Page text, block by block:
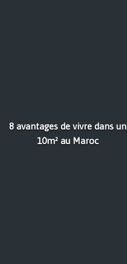
8 avantages de vivre dans un
10m² au Maroc